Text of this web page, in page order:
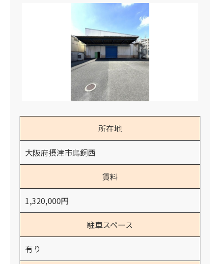
所在地
大阪府摂津市鳥飼西
賃料
1,320,000円
駐車スペース
有り